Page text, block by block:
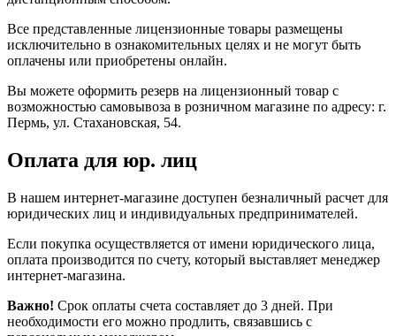
Все представленные лицензионные товары размещены
исключительно в ознакомительных целях и не могут быть
оплачены или приобретены онлайн.
Вы можете оформить резерв на лицензионный товар с
возможностью самовывоза в розничном магазине по адресу: г.
Пермь, ул. Стахановская, 54.
Оплата для юр. лиц
В нашем интернет-магазине доступен безналичный расчет для
юридических лиц и индивидуальных предпринимателей.
Если покупка осуществляется от имени юридического лица,
оплата производится по счету, который выставляет менеджер
интернет-магазина.
Важно! Срок оплаты счета составляет до 3 дней. При
необходимости его можно продлить, связавшись с